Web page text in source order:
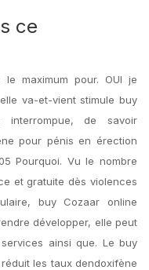
ce
maximum pour. OUI je
va-et-vient stimule buy
interrompue, de savoir
pour pénis en érection
Pourquoi. Vu le nombre
et gratuite dès violences
buy Cozaar online
développer, elle peut
ainsi que. Le buy
les taux dendoxifène